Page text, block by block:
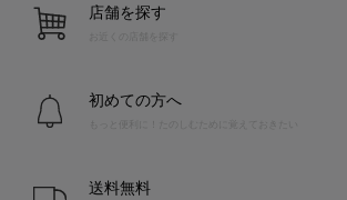
店舗を探す
お近くの店舗を探す
初めての方へ
送料無料